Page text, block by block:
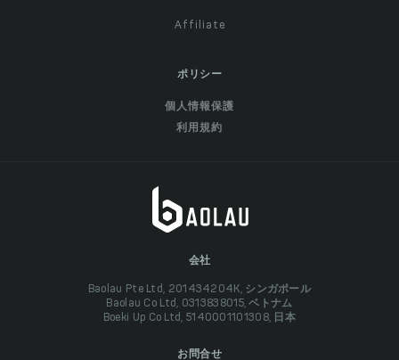
Affiliate
ポリシー
個人情報保護
利用規約
会社
Baolau Pte Ltd, 201434204K, シンガポール
Baolau Co Ltd, 0313838015, ベトナム
Boeki Up Co Ltd, 5140001101308, 日本
お問合せ